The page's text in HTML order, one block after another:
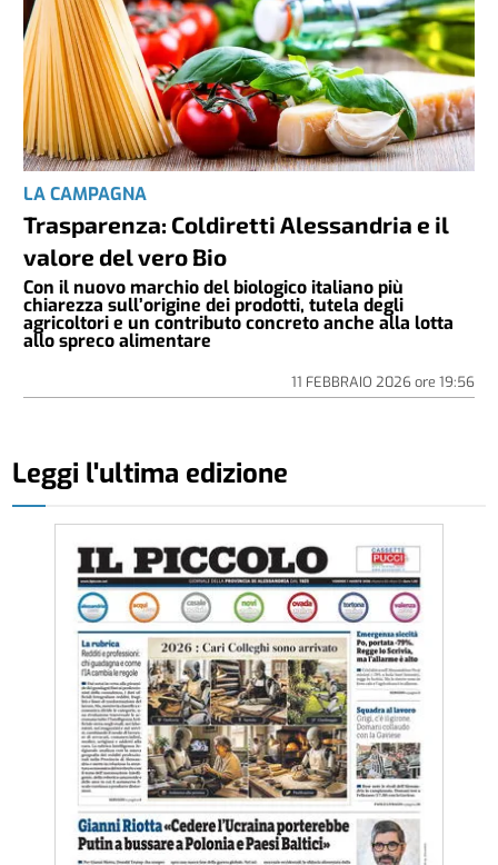
LA CAMPAGNA
Trasparenza: Coldiretti Alessandria e il
valore del vero Bio
Con il nuovo marchio del biologico italiano più
chiarezza sull’origine dei prodotti, tutela degli
agricoltori e un contributo concreto anche alla lotta
allo spreco alimentare
11 FEBBRAIO 2026ore 19:56
Leggi l'ultima edizione